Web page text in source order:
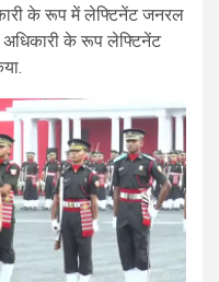
पहुंचे. इसके साथ ही सभी
पोजिशन ली. इसके बाद
परेड स्थल पर लाया गया.
के रूप में लेफ्टिनेंट जनरल
अधिकारी के रूप लेफ्टिनेंट